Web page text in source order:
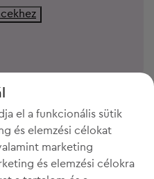
el a funkcionális sütik
és elemzési célokat
marketing
és elemzési célokra